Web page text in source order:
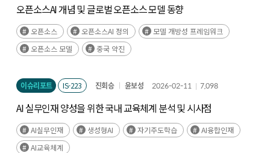
오픈소스AI 개념 및 글로벌 오픈소스 모델 동향
오픈소스 오픈소스AI 정의
모델 개방성 프레임워크
오픈소스 모델
중국 약진
이슈리포트 IS-223 진회승 윤보성 2026-02-11 7,098
AI 실무인재 양성을 위한 국내 교육체계 분석 및 시사점
AI실무인재 생성형AI 자기주도학습
AI융합인재
AI교육체계